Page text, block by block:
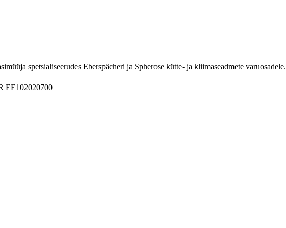
spetsialiseerudes Eberspächeri ja Spherose kütte- ja kliimaseadmete varuosadele.
EE102020700